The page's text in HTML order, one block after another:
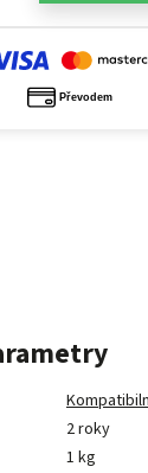
2 roky
1 kg